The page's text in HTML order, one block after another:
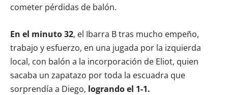
cometer pérdidas de balón.
En el minuto 32, el Ibarra B tras mucho empeño,
trabajo y esfuerzo, en una jugada por la izquierda
local, con balón a la incorporación de Eliot, quien
sacaba un zapatazo por toda la escuadra que
sorprendía a Diego, logrando el 1-1.